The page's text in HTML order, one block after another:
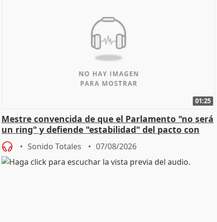
01:25
Mestre convencida de que el Parlamento "no será
un ring" y defiende "estabilidad" del pacto con
Vox
Sonido Totales 07/08/2026